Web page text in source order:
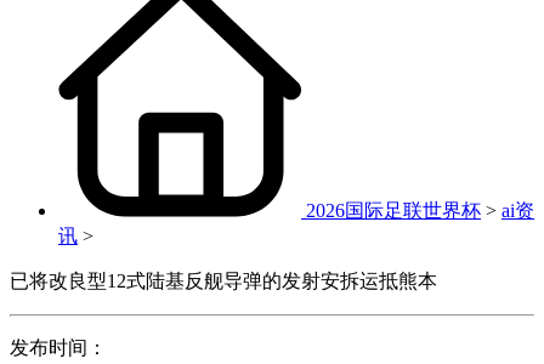
2026国际足联世界杯 > ai资
讯 >
已将改良型12式陆基反舰导弹的发射安拆运抵熊本
发布时间：